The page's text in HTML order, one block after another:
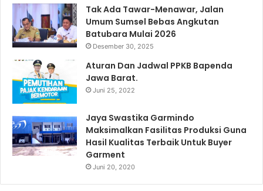
Tak Ada Tawar-Menawar, Jalan
Umum Sumsel Bebas Angkutan
Batubara Mulai 2026
Desember 30, 2025
Aturan Dan Jadwal PPKB Bapenda
Jawa Barat.
Juni 25, 2022
Jaya Swastika Garmindo
Maksimalkan Fasilitas Produksi Guna
Hasil Kualitas Terbaik Untuk Buyer
Garment
Juni 20, 2020